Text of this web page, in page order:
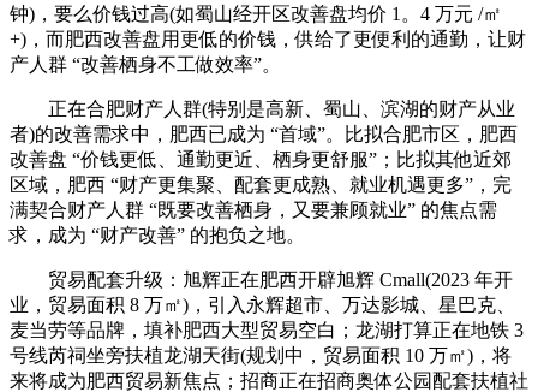
钟)，要么价钱过高(如蜀山经开区改善盘均价 1。4 万元 /㎡
+)，而肥西改善盘用更低的价钱，供给了更便利的通勤，让财
产人群 “改善栖身不工做效率”。
正在合肥财产人群(特别是高新、蜀山、滨湖的财产从业
者)的改善需求中，肥西已成为 “首域”。比拟合肥市区，肥西
改善盘 “价钱更低、通勤更近、栖身更舒服”；比拟其他近郊
区域，肥西 “财产更集聚、配套更成熟、就业机遇更多”，完
满契合财产人群 “既要改善栖身，又要兼顾就业” 的焦点需
求，成为 “财产改善” 的抱负之地。
贸易配套升级：旭辉正在肥西开辟旭辉 Cmall(2023 年开
业，贸易面积 8 万㎡)，引入永辉超市、万达影城、星巴克、
麦当劳等品牌，填补肥西大型贸易空白；龙湖打算正在地铁 3
号线芮祠坐旁扶植龙湖天街(规划中，贸易面积 10 万㎡)，将
来将成为肥西贸易新焦点；招商正在招商奥体公园配套扶植社